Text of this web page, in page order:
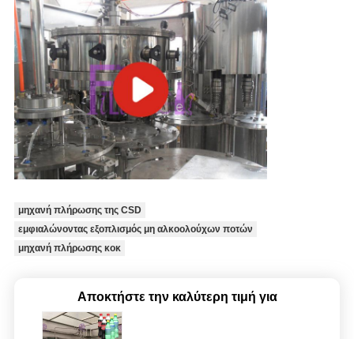
μηχανή πλήρωσης της CSD
εμφιαλώνοντας εξοπλισμός μη αλκοολούχων ποτών
μηχανή πλήρωσης κοκ
Αποκτήστε την καλύτερη τιμή για